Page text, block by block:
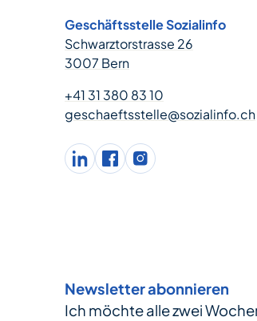
Geschäftsstelle Sozialinfo
Schwarztorstrasse 26
3007 Bern
+41 31 380 83 10
geschaeftsstelle@sozialinfo.ch
LinkedInfacebookInstagram
Newsletter abonnieren
Ich möchte alle zwei